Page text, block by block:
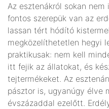
Az esztenákról sokan
fontos szerepük van az
lassan tért hódító
megközelíthetetlen hegyi
praktikusak: nem kell
itt fejik az állatokat, és
tejtermékeket. Az
pásztor is, ugyanúgy élve
évszázaddal ezelőtt.